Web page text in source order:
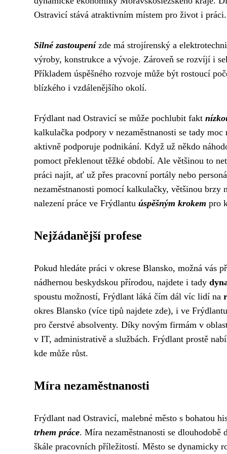
Ostravicí stává atraktivním místem pro život i práci.
Silné zastoupenízde má strojírenský a
výroby, konstrukce a vývoje. Zároveň se rozvíjí i
Příkladem úspěšného rozvoje může být rostoucí
blízkého i vzdálenějšího okolí.
Frýdlant nad Ostravicí se může pochlubit fakt
kalkulačka podpory v nezaměstnanosti se tady moc
aktivně podporuje podnikání. Když už někdo
pomoct překlenout těžké období. Ale většinou to
práci najít, ať už přes pracovní portály nebo
nezaměstnanosti pomocí kalkulačky, většinou
nalezení práce ve Frýdlantu úspěšným krokem pro
Nejžádanější profese
Pokud hledáte práci v okrese Blansko, možná vás
nádhernou beskydskou přírodou, najdete i tady
spoustu možností, Frýdlant láká čím dál víc lidí na
okres Blansko (více tipů najdete zde), i ve
pro čerstvé absolventy. Díky novým firmám v
v IT, administrativě a službách. Frýdlant prostě
kde může růst.
Míra nezaměstnanosti
Frýdlant nad Ostravicí, malebné město s bohatou
trhem práce. Míra nezaměstnanosti se
škále pracovních příležitostí. Město se dynamicky